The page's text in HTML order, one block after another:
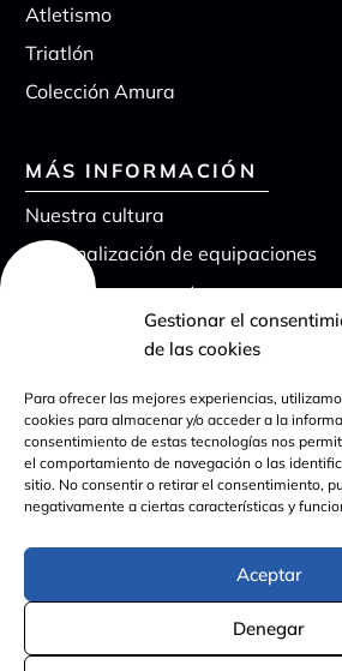
Gestionar el
de las cookies
Para ofrecer las mejores experiencias,
cookies para almacenar y/o acceder a la
consentimiento de estas tecnologías nos
el comportamiento de navegación o las
sitio. No consentir o retirar el consentimiento,
negativamente a ciertas características y
Aceptar
Denegar
Atletismo
Triatlón
Colección Amura
MÁS INFORMACIÓN
Nuestra cultura
Personalización de equipaciones
Solicita presupuesto
LEGAL
Aviso Legal
Política de cookies
Diseño Web